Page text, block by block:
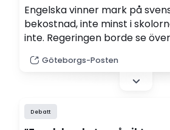
Engelska vinner mark på
bekostnad, inte minst i
inte. Regeringen borde se
Göteborgs-Posten
Debatt